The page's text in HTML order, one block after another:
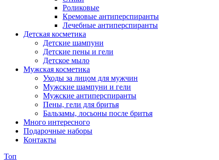
Роликовые
Кремовые антиперспиранты
Лечебные антиперспиранты
Детская косметика
Детские шампуни
Детские пены и гели
Детское мыло
Мужская косметика
Уходы за лицом для мужчин
Мужские шампуни и гели
Мужские антиперспиранты
Пены, гели для бритья
Бальзамы, лосьоны после бритья
Много интересного
Подарочные наборы
Контакты
Топ